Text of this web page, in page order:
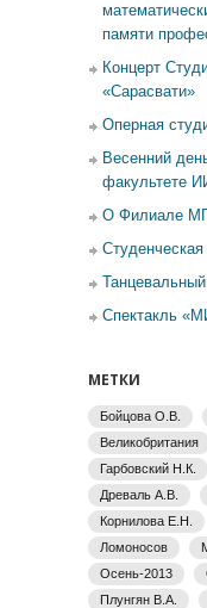
памяти
Концерт
«Сарасвати»
Оперная
Весенний
факультете
О Филиале
Спектакль
МЕТКИ
Бойцова О.В.
Великобритания
Гарбовский Н.К.
Древаль А.В.
Корнилова Е.Н.
Ломоносов
Осень-2013
Плунгян В.А.